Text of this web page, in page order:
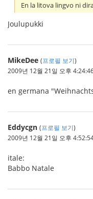
En la litova lingvo ni
Joulupukki
MikeDee (프로필 보기)
2009년 12월 21일 오후
en germana
Eddycgn (프로필 보기)
2009년 12월 21일 오후
itale:
Babbo Natale